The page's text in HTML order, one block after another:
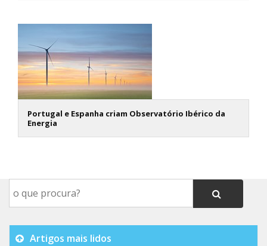
Portugal e Espanha criam Observatório Ibérico da
Energia
Artigos mais lidos